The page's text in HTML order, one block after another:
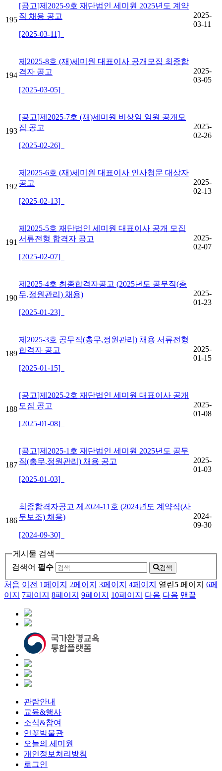
195
[공고]제2025-9호 재단법인 세미원 2025년도 계약
직 채용 공고
[2025-03-11]
2025-
03-11
194
제2025-8호 (재)세미원 대표이사 공개모집 최종합
격자 공고
[2025-03-05]
2025-
03-05
193
[공고]제2025-7호 (재)세미원 비상임 임원 공개모
집 공고
[2025-02-26]
2025-
02-26
192
제2025-6호 (재)세미원 대표이사 인사청문 대상자
공고
[2025-02-13]
2025-
02-13
191
제2025-5호 재단법인 세미원 대표이사 공개 모집
서류전형 합격자 공고
[2025-02-07]
2025-
02-07
190
제2025-4호 최종합격자공고 (2025년도 공무직(총
무,정원관리) 채용)
[2025-01-23]
2025-
01-23
189
제2025-3호 공무직(총무,정원관리) 채용 서류전형
합격자 공고
[2025-01-15]
2025-
01-15
188
[공고]제2025-2호 재단법인 세미원 대표이사 공개
모집 공고
[2025-01-08]
2025-
01-08
187
[공고]제2025-1호 재단법인 세미원 2025년도 공무
직(총무,정원관리) 채용 공고
[2025-01-03]
2025-
01-03
186
최종합격자공고 제2024-11호 (2024년도 계약직(사
무보조) 채용)
[2024-09-30]
2024-
09-30
게시물 검색
검색어 필수 검색
처음 이전 1페이지 2페이지 3페이지 4페이지 열린5 페이지 6페
이지
7페이지 8페이지 9페이지 10페이지 다음 다음 맨끝
관람안내
교육&행사
소식&참여
연꽃박물관
오늘의 세미원
개인정보처리방침
로그인